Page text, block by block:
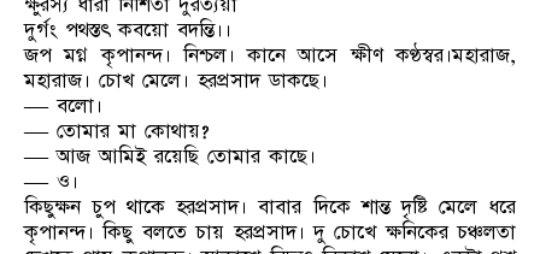
দুর্গং পথস্তৎ কবয়ো বদন্তি।।
জপ মগ্ন কৃপানন্দ। নিশ্চল। কানে আসে ক্ষীণ কণ্ঠস্বর।মহারাজ,
মহারাজ। চোখ মেলে। হরপ্রসাদ ডাকছে।
— বলো।
— তোমার মা কোথায়?
— আজ আমিই রয়েছি তোমার কাছে।
— ও।
কিছুক্ষন চুপ থাকে হরপ্রসাদ। বাবার দিকে শান্ত দৃষ্টি মেলে ধরে
কৃপানন্দ। কিছু বলতে চায় হরপ্রসাদ। দু চোখে ক্ষনিকের চঞ্চলতা